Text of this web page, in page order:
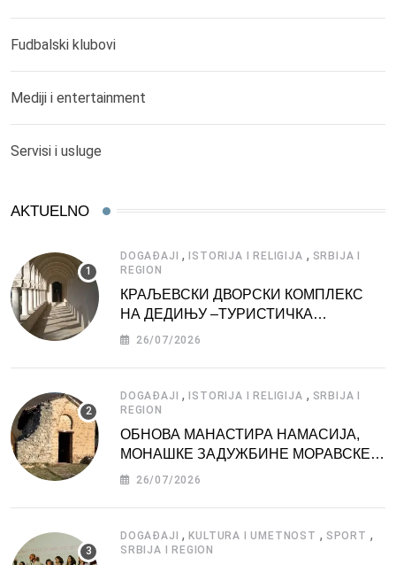
Fudbalski klubovi
Mediji i entertainment
Servisi i usluge
AKTUELNO
DOGAĐAJI ,ISTORIJA I RELIGIJA , SRBIJA I
REGION
КРАЉЕВСКИ ДВОРСКИ КОМПЛЕКС
НА ДЕДИЊУ –ТУРИСТИЧКА
АТРАКЦИЈА
26/07/2026
DOGAĐAJI ,ISTORIJA I RELIGIJA , SRBIJA I
REGION
ОБНОВА МАНАСТИРА НАМАСИЈА,
МОНАШКЕ ЗАДУЖБИНЕ МОРАВСКЕ
СРБИЈЕ
26/07/2026
DOGAĐAJI ,KULTURA I UMETNOST , SPORT ,
SRBIJA I REGION